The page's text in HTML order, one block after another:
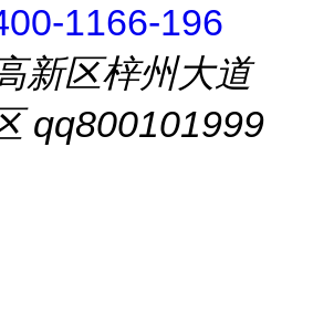
1166-196
新区梓州大道
qq800101999